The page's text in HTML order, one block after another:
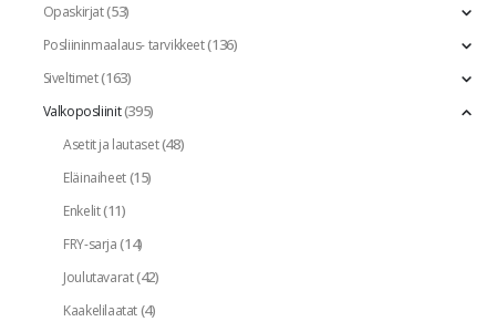
Opaskirjat(53)
Posliininmaalaus- tarvikkeet(136)
Siveltimet(163)
Valkoposliinit(395)
Asetit ja lautaset(48)
Eläinaiheet(15)
Enkelit(11)
FRY-sarja(14)
Joulutavarat(42)
Kaakelilaatat(4)